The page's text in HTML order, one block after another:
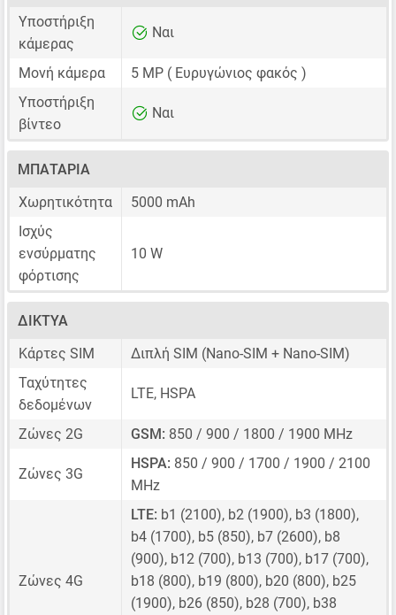
Υποστήριξη
κάμερας
Ναι
Μονή κάμερα 5 MP ( Ευρυγώνιος φακός )
Υποστήριξη
βίντεο
Ναι
ΜΠΑΤΑΡΊΑ
Χωρητικότητα
5000 mAh
Ισχύς
ενσύρματης
φόρτισης
10 W
ΔΊΚΤΥΑ
Κάρτες SIM
Διπλή SIM (Nano-SIM + Nano-SIM)
Ταχύτητες
δεδομένων
LTE, HSPA
Ζώνες 2G GSM: 850 / 900 / 1800 / 1900 MHz
Ζώνες 3G
HSPA: 850 / 900 / 1700 / 1900 / 2100
MHz
Ζώνες 4G
LTE: b1 (2100), b2 (1900), b3 (1800),
b4 (1700), b5 (850), b7 (2600), b8
(900), b12 (700), b13 (700), b17 (700),
b18 (800), b19 (800), b20 (800), b25
(1900), b26 (850), b28 (700), b38